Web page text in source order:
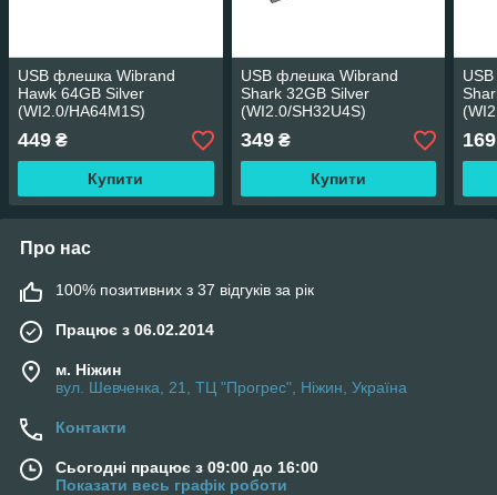
USB флешка Wibrand
Hawk 64GB Silver
(WI2.0/HA64M1S)
449 ₴
Купити
USB флешка Wibrand
Shark 32GB Silver
(WI2.0/SH32U4S)
349₴
Купити
169
Про нас
100% позитивних з 37 відгуків за рік
Працює з 06.02.2014
м. Ніжин
вул. Шевченка, 21, ТЦ "Прогрес", Ніжин, Україна
Контакти
Сьогодні працює з 09:00 до 16:00
Показати весь графік роботи